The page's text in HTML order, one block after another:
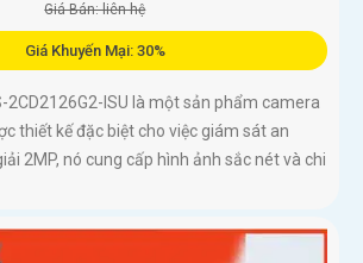
Giá Bán: liên hệ
Giá Khuyến Mại: 30%
2CD2126G2-ISU là một sản phẩm camera
thiết kế đặc biệt cho việc giám sát an
2MP, nó cung cấp hình ảnh sắc nét và chi